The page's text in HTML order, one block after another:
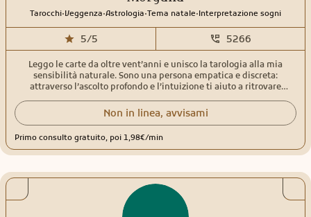
Tarocchi.Veggenza.Astrologia.Tema natale.Interpretazione sogni
5/5 5266
Leggo le carte da oltre vent’anni e unisco la tarologia alla mia
sensibilità naturale. Sono una persona empatica e discreta:
attraverso l’ascolto profondo e l’intuizione ti aiuto a ritrovare
non servono solo a prevedere: illuminano ciò che sta accadendo ora,
sciolgono nodi del passato e mostrano l’energia che si sta
forzate. Cerco la verità, quella che permette di fare scelte più
consapevoli. Se qualcosa non è chiaro, ti guiderò con domande
spazio sincero, protetto e senza giudizio, dove capire emozioni,
relazioni, ritorni, cambiamenti e tutto ciò che sta cercando di
emergere nella tua vita
Non in linea, avvisami
Primo consulto gratuito, poi 1,98€/min